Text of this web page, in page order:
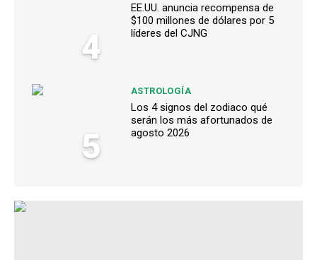
4
EE.UU. anuncia recompensa de
$100 millones de dólares por 5
líderes del CJNG
5
ASTROLOGÍA
Los 4 signos del zodiaco qué
serán los más afortunados de
agosto 2026